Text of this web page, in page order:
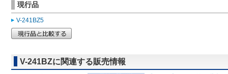
現行品
V-241BZ5
V-241BZに関連する販売情報